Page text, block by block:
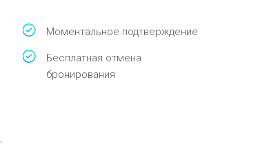
Моментальное подтверждение
Бесплатная отмена
бронирования